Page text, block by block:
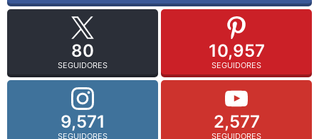
80
SEGUIDORES
10,957
SEGUIDORES
9,571
SEGUIDORES
2,577
SEGUIDORES